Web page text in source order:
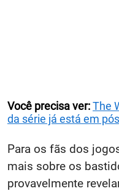
Você precisa ver:The
da série já está em
Para os fãs dos
mais sobre os
provavelmente